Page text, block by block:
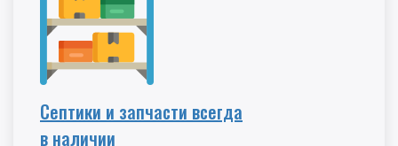
Септики и запчасти всегда
в наличии